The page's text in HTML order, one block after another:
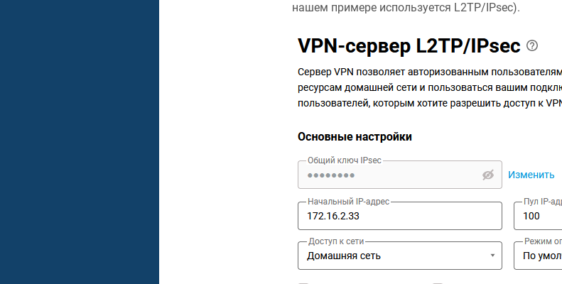
нашем примере используется L2TP/IPsec).